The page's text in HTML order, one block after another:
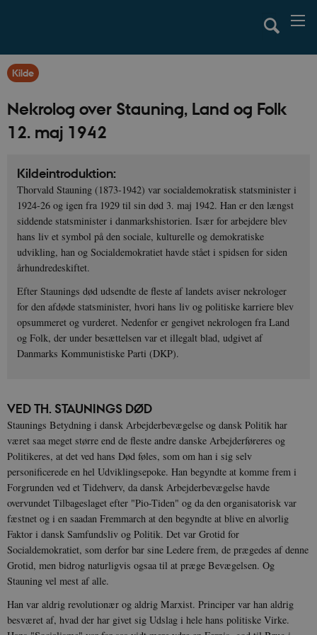
Kilde
Nekrolog over Stauning, Land og Folk
12. maj 1942
Kildeintroduktion:
Thorvald Stauning (1873-1942) var socialdemokratisk statsminister i
1924-26 og igen fra 1929 til sin død 3. maj 1942. Han er den længst
siddende statsminister i danmarkshistorien. Især for arbejdere blev
hans liv et symbol på den sociale, kulturelle og demokratiske
udvikling, han og Socialdemokratiet havde stået i spidsen for siden
århundredeskiftet.
Efter Staunings død udsendte de fleste af landets aviser nekrologer
for den afdøde statsminister, hvori hans liv og politiske karriere blev
opsummeret og vurderet. Nedenfor er gengivet nekrologen fra Land
og Folk, der under besættelsen var et illegalt blad, udgivet af
Danmarks Kommunistiske Parti (DKP).
VED TH. STAUNINGS DØD
Staunings Betydning i dansk Arbejderbevægelse og dansk Politik har
været saa meget større end de fleste andre danske Arbejderføreres og
Politikeres, at det ved hans Død føles, som om han i sig selv
personificerede en hel Udviklingsepoke. Han begyndte at komme frem i
Forgrunden ved et Tidehverv, da dansk Arbejderbevægelse havde
overvundet Tilbageslaget efter "Pio-Tiden" og da den organisatorisk var
fæstnet og i en saadan Fremmarch at den begyndte at blive en alvorlig
Faktor i dansk Samfundsliv og Politik. Det var Grotid for
Socialdemokratiet, som derfor bar sine Ledere frem, de prægedes af denne
Grotid, men bidrog naturligvis ogsaa til at præge Bevægelsen. Og
Stauning vel mest af alle.
Han var aldrig revolutionær og aldrig Marxist. Principer var han aldrig
besværet af, hvad der har givet sig Udslag i hele hans politiske Virke.